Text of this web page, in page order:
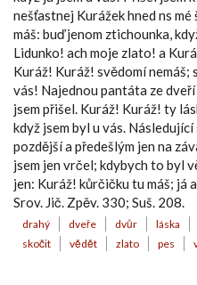
nešťastnej Kurážek hned ns
máš: buď jenom ztichounka,
Lidunko! ach moje zlato! a
Kuráž! Kuráž! svědomí nemáš;
vás! Najednou pantáta ze
jsem přišel. Kuráž! Kuráž! ty
když jsem byl u vás.
pozdější a předešlým jen na
jsem jen vrčel; kdybych to byl
jen: Kuráž! kůrčičku tu máš; já
Srov. Jič. Zpěv. 330; Suš. 208.
drahý dveře dvůr láska
skočit
vědět zlato pes